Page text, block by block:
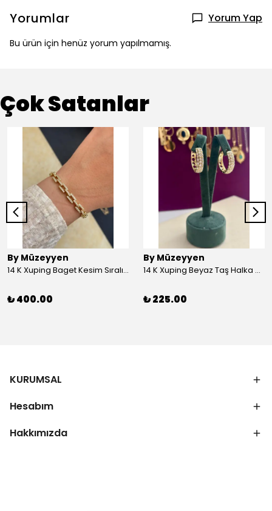
Yorumlar Yorum Yap
Bu ürün için henüz yorum yapılmamış.
Çok Satanlar
By Müzeyyen
14 K Xuping Baget Kesim Sıralı Bileklik
₺ 400.00
By Müzeyyen
14 K Xuping Beyaz Taş Halka Küpe
₺ 225.00
KURUMSAL
Hesabım
Hakkımızda